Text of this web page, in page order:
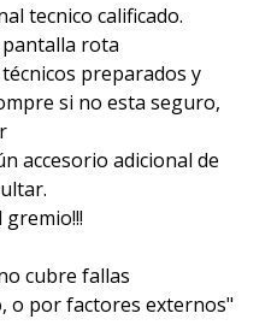
tecnico calificado.
pantalla rota
preparados y
si no esta seguro,
accesorio adicional de
cubre fallas
o por factores externos"